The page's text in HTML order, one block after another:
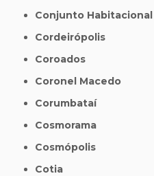
Conjunto
Cordeirópolis
Coroados
Coronel Macedo
Corumbataí
Cosmorama
Cosmópolis
Cotia